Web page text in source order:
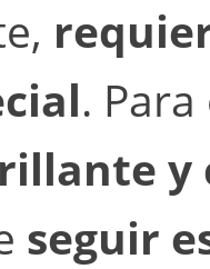
.
y
seguir